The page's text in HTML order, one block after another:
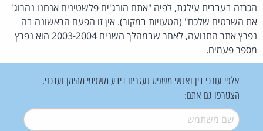
הכרזה בעברית עילגת, לפיה "אתם הורג'ים פלשטינים אנחנו נהרוג'
את השרטים שלכם" (הטעויות במקור). אין זו הפעם הראשונה בה
נפרץ אתר התנועה, לאחר שבמהלך השנים 2003-2004 הוא נפרץ
מספר פעמים.
אלפי עורכי דין ואנשי משפט נעזרים בידע משפטי מהימן ועדכני.
הצטרפו גם אתם:
שם משתמש*